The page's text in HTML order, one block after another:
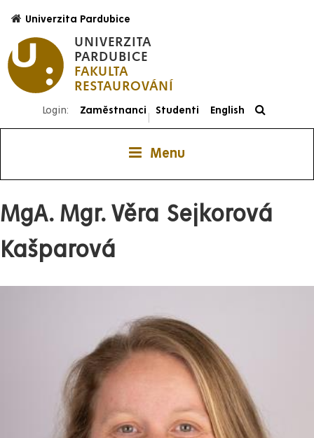
hlavnímu
obsahu
UNIVERZITA
PARDUBICE
FAKULTA
RESTAUROVÁNÍ
Univerzita Pardubice
Login: Zaměstnanci
|
Studenti English
Menu
MgA. Mgr. Věra Sejkorová
Kašparová